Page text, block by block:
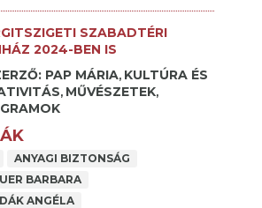
SZABADTÉRI
2024-BEN IS
PAP MÁRIA, KULTÚRA ÉS
, MŰVÉSZETEK,
ANYAGI BIZTONSÁG
BARBARA
ANGÉLA